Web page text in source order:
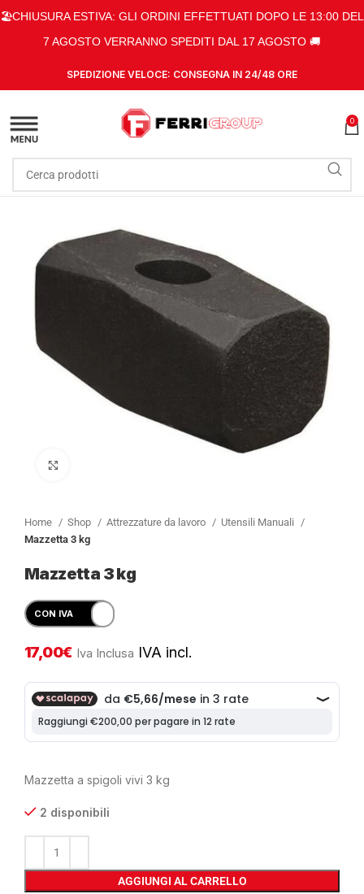
🏖️CHIUSURA ESTIVA: GLI ORDINI EFFETTUATI DOPO LE 13:00 DEL
7 AGOSTO VERRANNO SPEDITI DAL 17 AGOSTO 🚚
SPEDIZIONE VELOCE: CONSEGNA IN 24/48 ORE
0
Home Shop Attrezzature da lavoro
Utensili Manuali
Mazzetta 3 kg
Mazzetta 3 kg
17,00€ Iva Inclusa IVA incl.
Mazzetta a spigoli vivi 3 kg
2 disponibili
AGGIUNGI AL CARRELLO